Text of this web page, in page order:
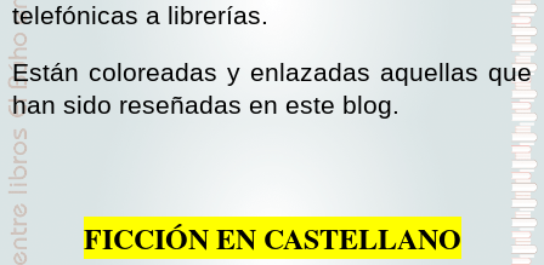
telefónicas a librerías.
Están coloreadas y enlazadas aquellas que
han sido reseñadas en este blog.
FICCIÓN EN CASTELLANO